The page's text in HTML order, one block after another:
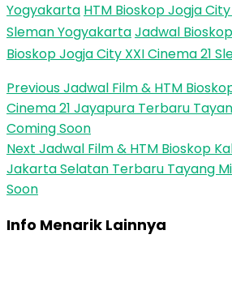
Yogyakarta HTM Bioskop Jogja City
Sleman YogyakartaJadwal
Bioskop Jogja City XXI Cinema 21
PreviousJadwal Film & HTM
Cinema 21 Jayapura Terbaru
Coming Soon
Next Jadwal Film & HTM Bioskop
Jakarta Selatan Terbaru Tayang
Soon
Info Menarik Lainnya